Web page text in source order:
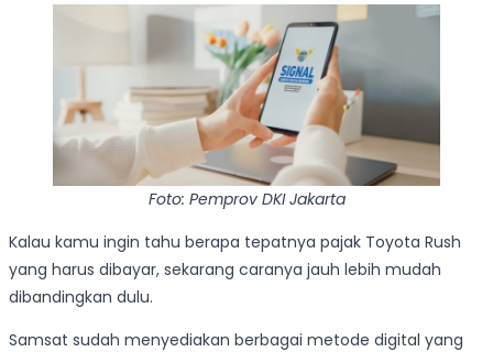
Foto: Pemprov DKI Jakarta
Kalau kamu ingin tahu berapa tepatnya pajak Toyota Rush
yang harus dibayar, sekarang caranya jauh lebih mudah
dibandingkan dulu.
Samsat sudah menyediakan berbagai metode digital yang